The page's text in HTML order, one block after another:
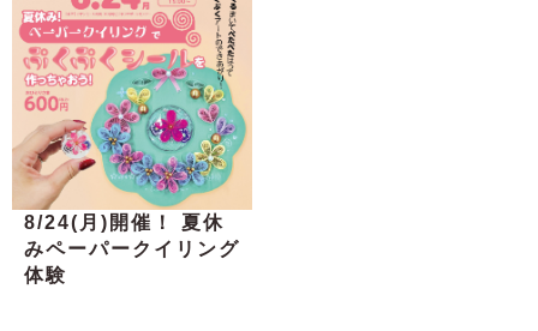
8/24(月)開催！ 夏休
みペーパークイリング
体験